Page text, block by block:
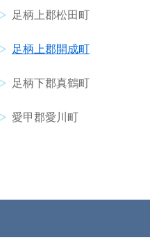
足柄上郡松田町
足柄上郡開成町
足柄下郡真鶴町
愛甲郡愛川町